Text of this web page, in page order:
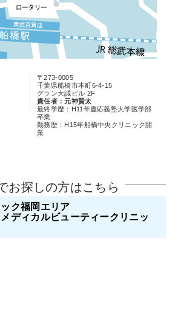
〒273-0005
千葉県船橋市本町6-4-15
グラン大誠ビル 2F
責任者：元神賢太
最終学歴：H11年慶応義塾大学医学部
卒業
勤務歴：H15年船橋中央クリニック開
業
お探しの方はこちら
ク福岡エリア
ディカルビューティークリニッ